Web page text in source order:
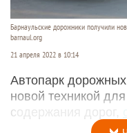
Барнаульские дорожники получили
barnaul.org
21 апреля 2022 в 10:14
Автопарк
новой техникой
содержания дорог,